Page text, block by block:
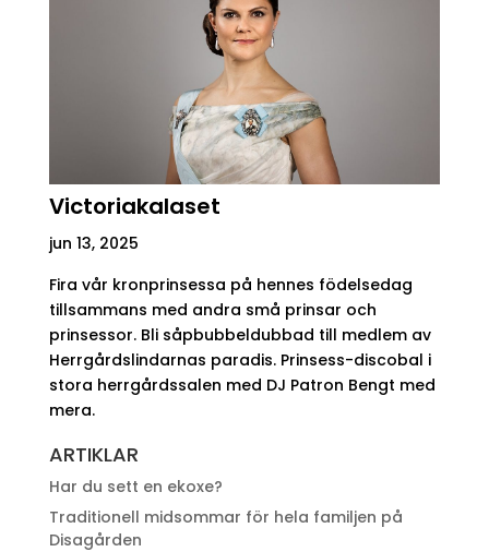
Victoriakalaset
jun 13, 2025
Fira vår kronprinsessa på hennes födelsedag
tillsammans med andra små prinsar och
prinsessor. Bli såpbubbeldubbad till medlem av
Herrgårdslindarnas paradis. Prinsess-discobal i
stora herrgårdssalen med DJ Patron Bengt med
mera.
ARTIKLAR
Har du sett en ekoxe?
Traditionell midsommar för hela familjen på
Disagården